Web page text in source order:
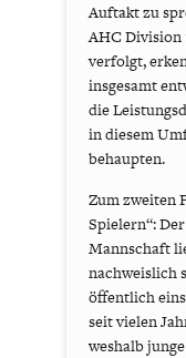
Auftakt zu
AHC Division
verfolgt,
insgesamt
die
in diesem
behaupten.
Zum zweiten
Spielern“:
Mannschaft
nachweislich
öffentlich
seit vielen
weshalb